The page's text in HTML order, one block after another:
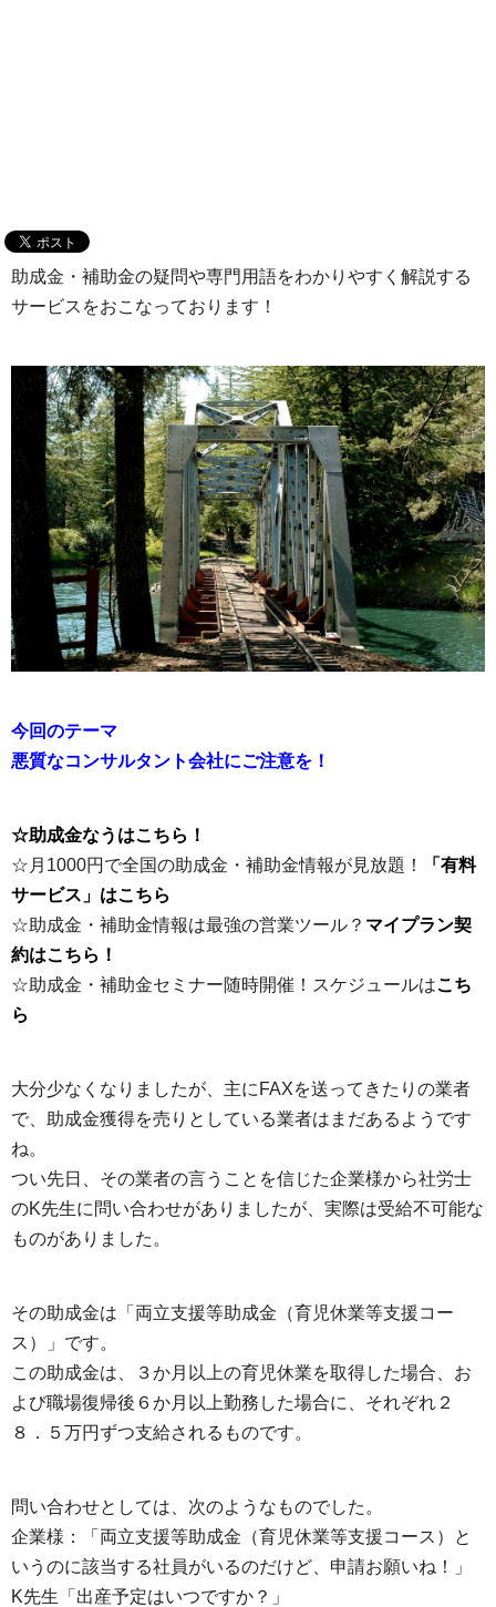
助成金・補助金の疑問や専門用語をわかりやすく解説する
サービスをおこなっております！
今回のテーマ
悪質なコンサルタント会社にご注意を！
☆助成金なうはこちら！
☆月1000円で全国の助成金・補助金情報が見放題！
「有料
サービス」はこちら
☆助成金・補助金情報は最強の営業ツール？ マイプラン契
約はこちら！
☆助成金・補助金セミナー随時開催！スケジュールはこち
ら
大分少なくなりましたが、主にFAXを送ってきたりの業者
で、助成金獲得を売りとしている業者はまだあるようです
ね。
つい先日、その業者の言うことを信じた企業様から社労士
のK先生に問い合わせがありましたが、実際は受給不可能な
ものがありました。
その助成金は「両立支援等助成金（育児休業等支援コー
ス）」です。
この助成金は、３か月以上の育児休業を取得した場合、お
よび職場復帰後６か月以上勤務した場合に、それぞれ２
８．５万円ずつ支給されるものです。
問い合わせとしては、次のようなものでした。
企業様：「両立支援等助成金（育児休業等支援コース）と
いうのに該当する社員がいるのだけど、申請お願いね！」
K先生「出産予定はいつですか？」